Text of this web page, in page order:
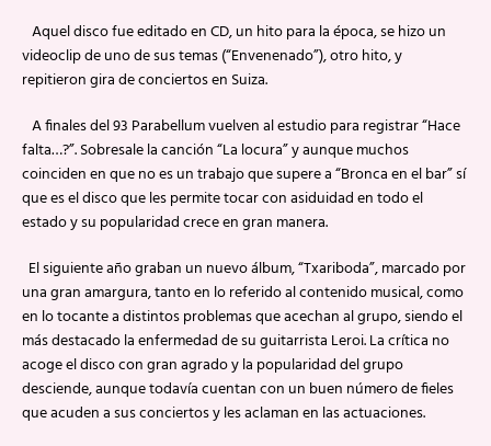
Aquel disco fue editado en CD, un hito para la época, se hizo un
videoclip de uno de sus temas (“Envenenado”), otro hito, y
repitieron gira de conciertos en Suiza.
A finales del 93 Parabellum vuelven al estudio para registrar “Hace
falta…?”. Sobresale la canción “La locura” y aunque muchos
coinciden en que no es un trabajo que supere a “Bronca en el bar” sí
que es el disco que les permite tocar con asiduidad en todo el
estado y su popularidad crece en gran manera.
El siguiente año graban un nuevo álbum, “Txariboda”, marcado por
una gran amargura, tanto en lo referido al contenido musical, como
en lo tocante a distintos problemas que acechan al grupo, siendo el
más destacado la enfermedad de su guitarrista Leroi. La crítica no
acoge el disco con gran agrado y la popularidad del grupo
desciende, aunque todavía cuentan con un buen número de fieles
que acuden a sus conciertos y les aclaman en las actuaciones.